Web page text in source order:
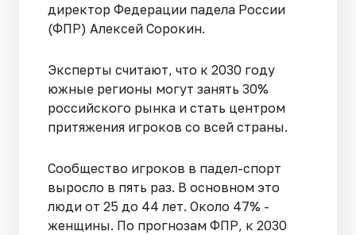
директор Федерации падела России
(ФПР) Алексей Сорокин.
Эксперты считают, что к 2030 году
южные регионы могут занять 30%
российского рынка и стать центром
притяжения игроков со всей страны.
Сообщество игроков в падел-спорт
выросло в пять раз. В основном это
люди от 25 до 44 лет. Около 47% -
женщины. По прогнозам ФПР, к 2030